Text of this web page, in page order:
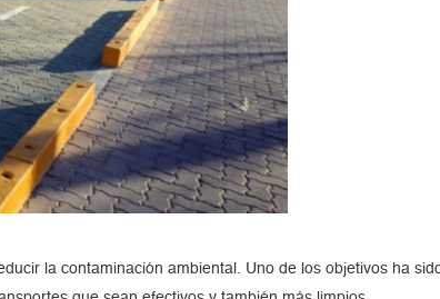
la contaminación ambiental. Uno de los objetivos ha